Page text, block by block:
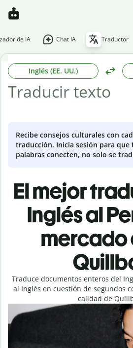
de IA Chat IA Traductor
Inglés (EE. UU.)
Recibe consejos culturales con
traducción. Inicia sesión para que
palabras conecten, no solo se
El mejor
Inglés al
mercado
Traduce documentos enteros del
al Inglés en cuestión de segundos
calidad de